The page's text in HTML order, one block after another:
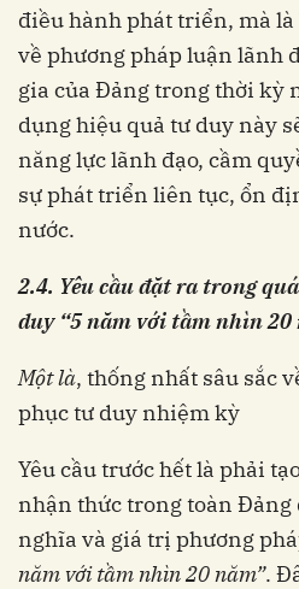
điều hành phát triển, mà
về phương pháp luận lãnh
gia của Đảng trong thời kỳ
dụng hiệu quả tư duy này
năng lực lãnh đạo, cầm
sự phát triển liên tục, ổn
nước.
2.4. Yêu cầu đặt ra trong
duy “5 năm với tầm nhìn 20
Một là, thống nhất sâu sắc
phục tư duy nhiệm kỳ
Yêu cầu trước hết là phải
nhận thức trong toàn
nghĩa và giá trị phương
năm với tầm nhìn 20 năm”.